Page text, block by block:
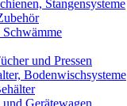
Stangensysteme
und Pressen
Bodenwischsysteme